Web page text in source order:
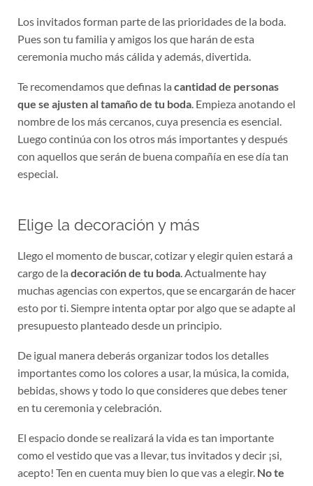
Los invitados forman parte de las prioridades de la boda.
Pues son tu familia y amigos los que harán de esta
ceremonia mucho más cálida y además, divertida.
Te recomendamos que definas la cantidad de personas
que se ajusten al tamaño de tu boda. Empieza anotando el
nombre de los más cercanos, cuya presencia es esencial.
Luego continúa con los otros más importantes y después
con aquellos que serán de buena compañía en ese día tan
especial.
Elige la decoración y más
Llego el momento de buscar, cotizar y elegir quien estará a
cargo de la decoración de tu boda. Actualmente hay
muchas agencias con expertos, que se encargarán de hacer
esto por ti. Siempre intenta optar por algo que se adapte al
presupuesto planteado desde un principio.
De igual manera deberás organizar todos los detalles
importantes como los colores a usar, la música, la comida,
bebidas, shows y todo lo que consideres que debes tener
en tu ceremonia y celebración.
El espacio donde se realizará la vida es tan importante
como el vestido que vas a llevar, tus invitados y decir ¡si,
acepto! Ten en cuenta muy bien lo que vas a elegir. No te